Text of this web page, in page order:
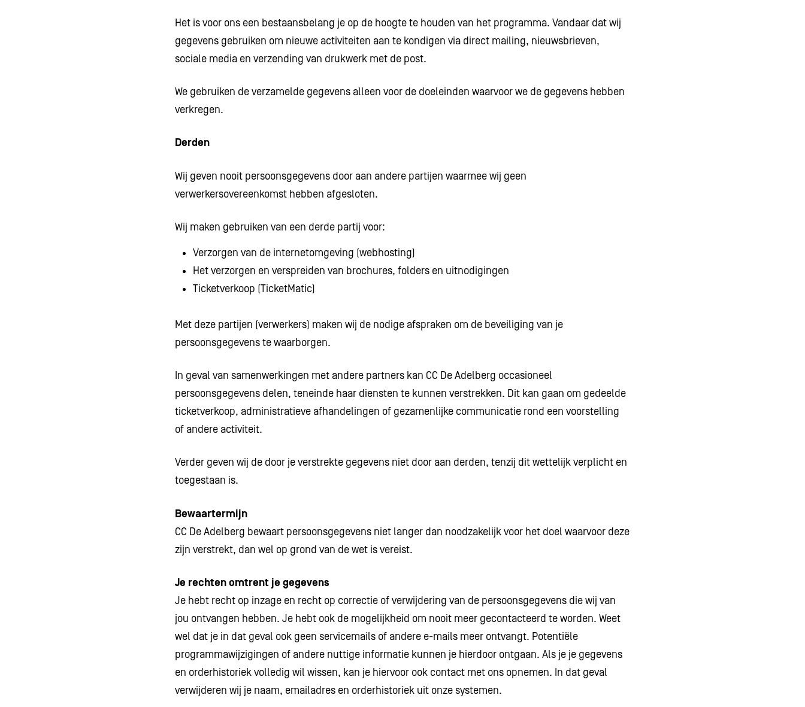
Het is voor ons een bestaansbelang je op de hoogte te houden van het programma. Vandaar dat wij
gegevens gebruiken om nieuwe activiteiten aan te kondigen via direct mailing, nieuwsbrieven,
sociale media en verzending van drukwerk met de post.
We gebruiken de verzamelde gegevens alleen voor de doeleinden waarvoor we de gegevens hebben
verkregen.
Derden
Wij geven nooit persoonsgegevens door aan andere partijen waarmee wij geen
verwerkersovereenkomst hebben afgesloten.
Wij maken gebruiken van een derde partij voor:
Verzorgen van de internetomgeving (webhosting)
Het verzorgen en verspreiden van brochures, folders en uitnodigingen
Ticketverkoop (TicketMatic)
Met deze partijen (verwerkers) maken wij de nodige afspraken om de beveiliging van je
persoonsgegevens te waarborgen.
In geval van samenwerkingen met andere partners kan CC De Adelberg occasioneel
persoonsgegevens delen, teneinde haar diensten te kunnen verstrekken. Dit kan gaan om gedeelde
ticketverkoop, administratieve afhandelingen of gezamenlijke communicatie rond een voorstelling
of andere activiteit.
Verder geven wij de door je verstrekte gegevens niet door aan derden, tenzij dit wettelijk verplicht en
toegestaan is.
Bewaartermijn
CC De Adelberg bewaart persoonsgegevens niet langer dan noodzakelijk voor het doel waarvoor deze
zijn verstrekt, dan wel op grond van de wet is vereist.
Je rechten omtrent je gegevens
Je hebt recht op inzage en recht op correctie of verwijdering van de persoonsgegevens die wij van
jou ontvangen hebben. Je hebt ook de mogelijkheid om nooit meer gecontacteerd te worden. Weet
wel dat je in dat geval ook geen servicemails of andere e-mails meer ontvangt. Potentiële
programmawijzigingen of andere nuttige informatie kunnen je hierdoor ontgaan. Als je je gegevens
en orderhistoriek volledig wil wissen, kan je hiervoor ook contact met ons opnemen. In dat geval
verwijderen wij je naam, emailadres en orderhistoriek uit onze systemen.